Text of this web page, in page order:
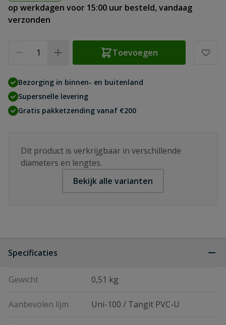
op werkdagen voor 15:00 uur besteld, vandaag
verzonden
Toevoegen
Bezorging in binnen- en buitenland
Supersnelle levering
Gratis pakketzending vanaf €200
Dit product is verkrijgbaar in verschillende
diameters en lengtes.
Bekijk alle varianten
Specificaties
Gewicht 0,51 kg
Aanbevolen lijm Uni-100 / Tangit PVC-U